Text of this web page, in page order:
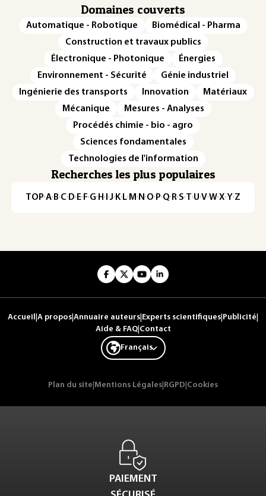
Domaines couverts
Automatique - Robotique
Biomédical - Pharma
Construction et travaux publics
Électronique - Photonique
Énergies
Environnement - Sécurité
Génie industriel
Ingénierie des transports
Innovation
Matériaux
Mécanique
Mesures - Analyses
Procédés chimie - bio - agro
Sciences fondamentales
Technologies de l'information
Recherches les plus populaires
TOP·A·B·C· D· E· F·G· H · ·J· K· L· M · N ·O· P·Q· R·S·T·U·V·W·X·Y·Z
Accueil A propos Annuaire auteurs Experts scientifiques Publicité
Aide & FAQ| Contact
Français
Plan du site Mentions Légales RGPD Cookies
PAIEMENT